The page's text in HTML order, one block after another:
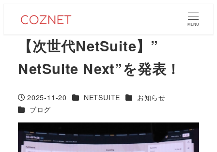
MENU
【次世代NetSuite】”
NetSuite Next”を発表！
投稿日
2025-11-20 カテゴリー
NETSUITE カテゴリー
お知らせ
カテゴリー
ブログ